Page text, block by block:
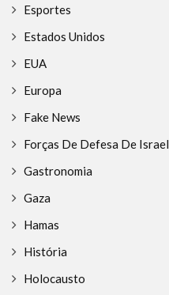
Esportes
Estados Unidos
EUA
Europa
Fake News
Forças De Defesa De Israel
Gastronomia
Gaza
Hamas
História
Holocausto